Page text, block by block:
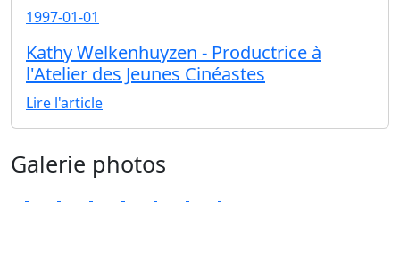
1997-01-01
Kathy Welkenhuyzen - Productrice à
l'Atelier des Jeunes Cinéastes
Lire l'article
Galerie photos